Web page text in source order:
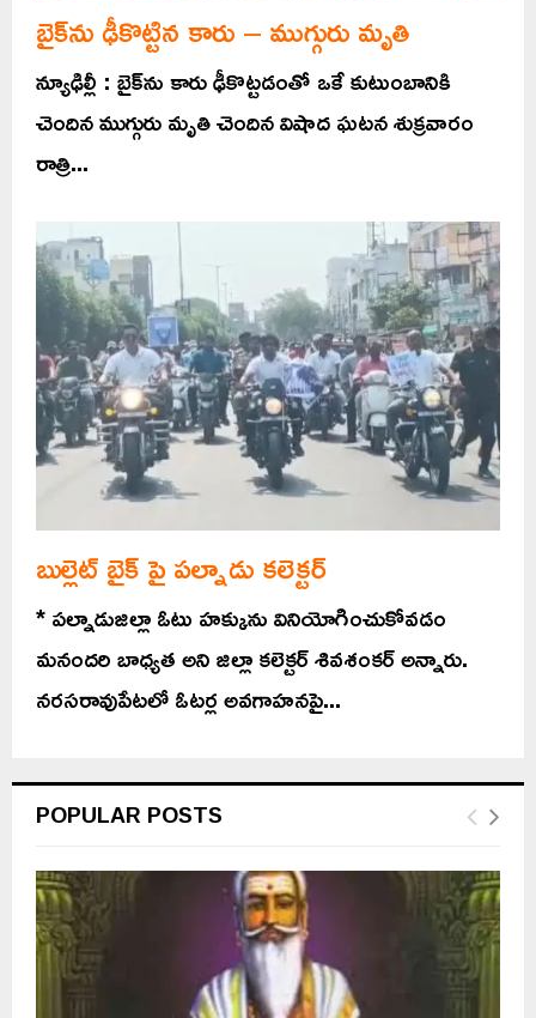
బైక్‌ను ఢీకొట్టిన కారు – ముగ్గురు మృతి
న్యూఢిల్లీ : బైక్‌ను కారు ఢీకొట్టడంతో ఒకే కుటుంబానికి
చెందిన ముగ్గురు మృతి చెందిన విషాద ఘటన శుక్రవారం
రాత్రి...
బుల్లెట్ బైక్ పై పల్నాడు కలెక్టర్
* పల్నాడుజిల్లా ఓటు హక్కును వినియోగించుకోవడం
మనందరి బాధ్యత అని జిల్లా కలెక్టర్ శివశంకర్ అన్నారు.
నరసరావుపేటలో ఓటర్ల అవగాహనపై...
POPULAR POSTS